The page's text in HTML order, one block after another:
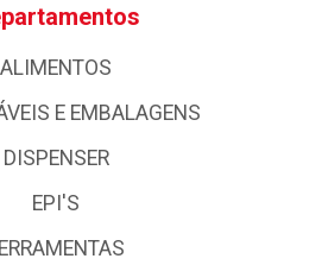
ALIMENTOS
E EMBALAGENS
DISPENSER
EPI'S